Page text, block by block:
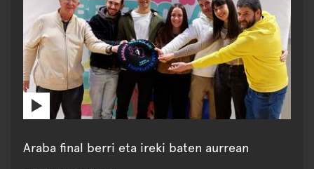
Araba final berri eta ireki baten aurrean